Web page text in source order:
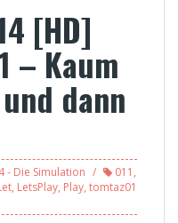
[HD]
– Kaum
dann
- Die Simulation 011 ,
, LetsPlay, Play, tomtaz01